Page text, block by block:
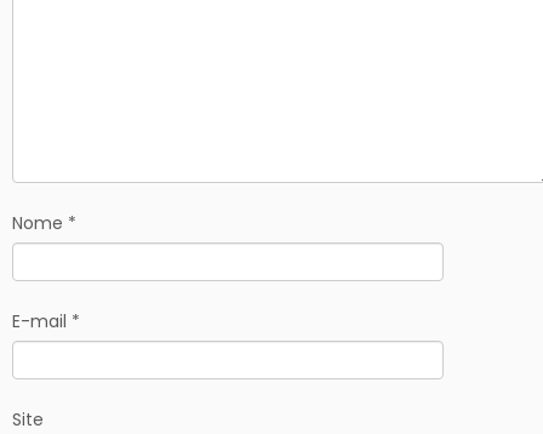
Nome *
E-mail *
Site